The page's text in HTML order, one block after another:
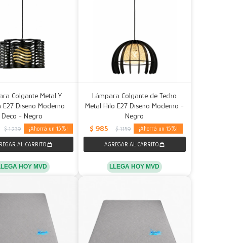
Colgante Metal Y
E27 Diseño Moderno
Deco - Negro
$ 1.239 15
HOY MVD
Lámpara Colgante de Techo
Metal Hilo E27 Diseño Moderno -
Negro
$ 985 $ 1.159 15
LLEGA HOY MVD